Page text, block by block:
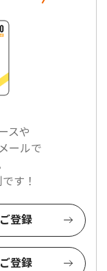
スや
ールで
す！
登録
登録